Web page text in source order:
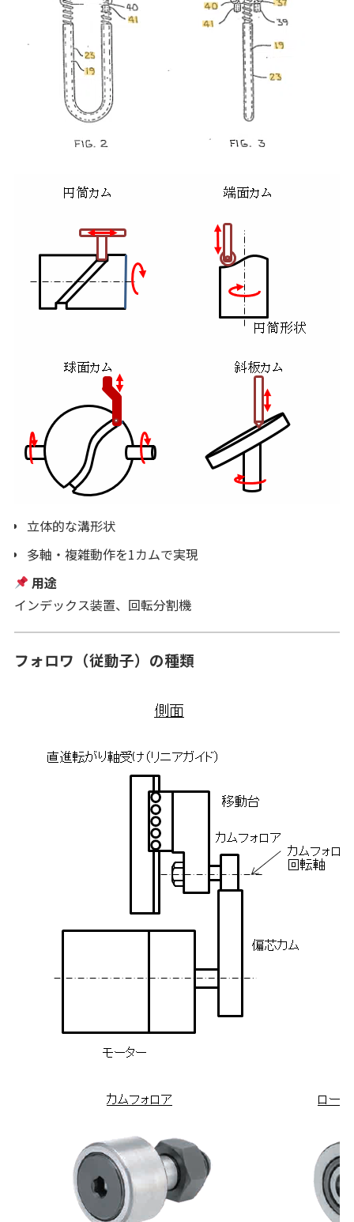
立体的な溝形状
多軸・複雑動作を1カムで実現
用途
インデックス装置、回転分割機
フォロワ（従動子）の種類